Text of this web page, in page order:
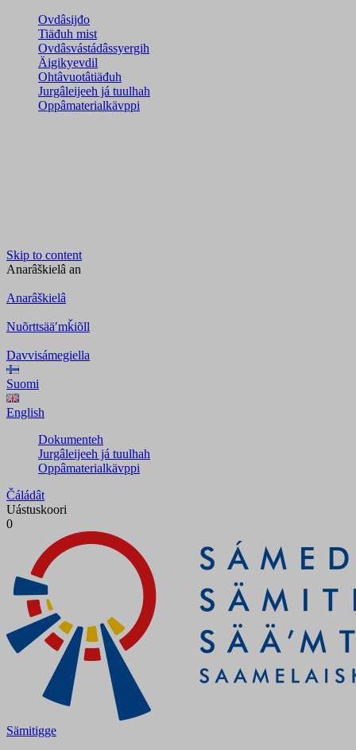
Ovdâsijđo
Tiäđuh mist
Ovdâsvástádâssyergih
Äigikyevdil
Ohtâvuotâtiäđuh
Jurgâleijeeh já tuulhah
Oppâmaterialkävppi
Skip to content
Anarâškielâ an
Anarâškielâ
Nuõrttsääʹmǩiõll
Davvisámegiella
Suomi
English
Dokumenteh
Jurgâleijeeh já tuulhah
Oppâmaterialkävppi
Čáládât
Uástuskoori
0
Sämitigge